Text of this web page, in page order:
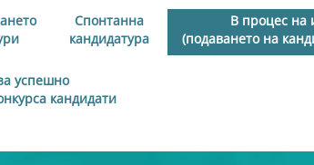
Спонтанна
кандидатура
В процес на
(подаването на
успешно
кандидати